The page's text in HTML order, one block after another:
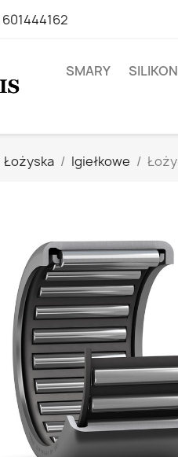
601444162
SMARY
Łożyska Igiełkowe